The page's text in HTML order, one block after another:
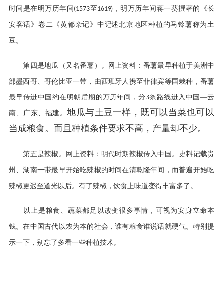
时间是在明万历年间 (1573至 1619) ，明万历年间蒋一葵撰著的《长
安客话》卷二《黄都杂记》中记述北京地区种植的马铃薯称为土
豆。
第四是地瓜（又名番薯）。网上资料：番薯最早种植于美洲中
部墨西哥、哥伦比亚一带，由西班牙人携至菲律宾等国栽种，番薯
最早传进中国约在明朝后期的万历年间，分3条路线进入中国―云
南、广东、福建。地瓜与土豆一样，既可以当菜也可以
当成粮食。而且种植条件要求不高，产量却不少。
第五是辣椒。网上资料：明代时期辣椒传入中国。史料记载贵
州、湖南一带最早开始吃辣椒的时间在清乾隆年间，而普遍开始吃
辣椒更迟至道光以后。有了辣椒，饮食上味道变得丰富多了。
以上是粮食、蔬菜都足以改变很多事情，可视为安身立命本
钱。在中国古代以农为本的社会，谁有粮食谁说话就硬气。特别提
示一下，别忘了多看一些种植技术。